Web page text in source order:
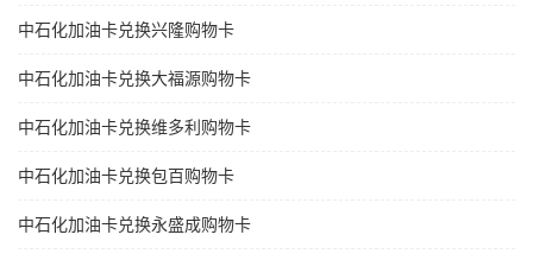
中石化加油卡兑换兴隆购物卡
中石化加油卡兑换大福源购物卡
中石化加油卡兑换维多利购物卡
中石化加油卡兑换包百购物卡
中石化加油卡兑换永盛成购物卡